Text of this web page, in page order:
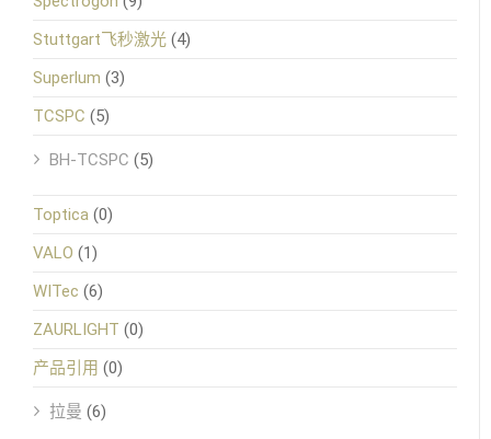
Stuttgart飞秒激光 (4)
Superlum (3)
TCSPC (5)
BH-TCSPC (5)
Toptica (0)
VALO (1)
WITec (6)
ZAURLIGHT (0)
产品引用 (0)
拉曼 (6)